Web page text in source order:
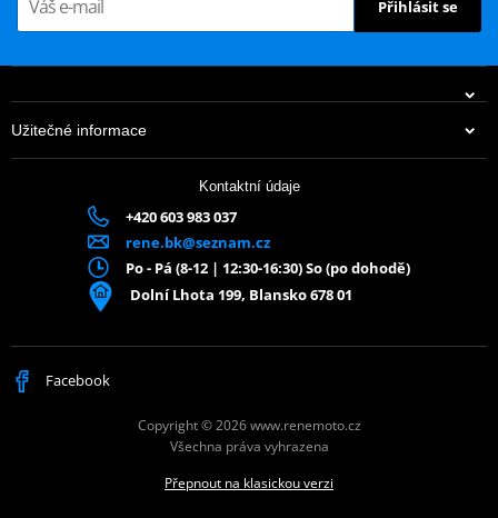
Přihlásit se
Užitečné informace
Kontaktní údaje
+420 603 983 037
rene.bk@seznam.cz
Po - Pá (8-12 | 12:30-16:30) So (po dohodě)
Dolní Lhota 199, Blansko 678 01
Facebook
Copyright © 2026 www.renemoto.cz
Všechna práva vyhrazena
Přepnout na klasickou verzi